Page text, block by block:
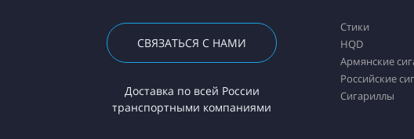
СВЯЗАТЬСЯ С НАМИ
Доставка по всей России
транспортными компаниями
Стики
HQD
Армянские
Российские
Сигариллы